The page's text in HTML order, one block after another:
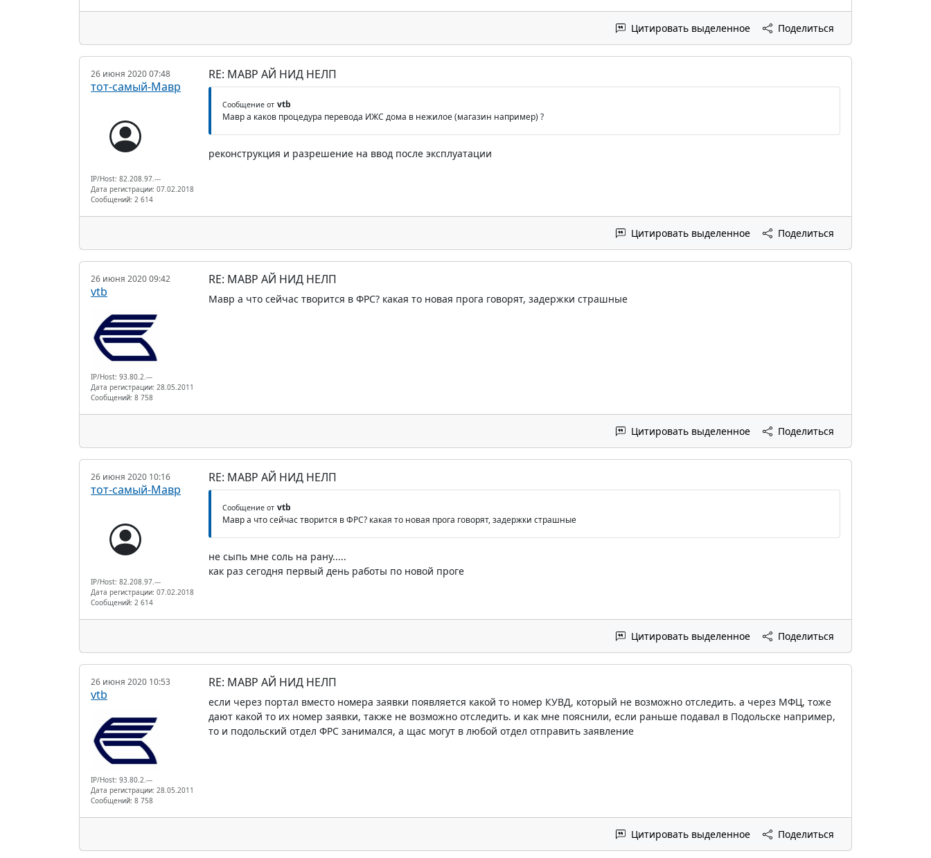
Цитировать выделенное Поделиться
26 июня 2020 07:48
тот-самый-Мавр
IP/Host: 82.208.97.---
Дата регистрации: 07.02.2018
Сообщений: 2 614
RE: МАВР АЙ НИД НЕЛП
Сообщение от vtb
Мавр а каков процедура перевода ИЖС дома в нежилое (магазин например) ?
реконструкция и разрешение на ввод после эксплуатации
Цитировать выделенное Поделиться
26 июня 2020 09:42
vtb
IP/Host: 93.80.2.---
Дата регистрации: 28.05.2011
Сообщений: 8 758
RE: МАВР АЙ НИД НЕЛП
Мавр а что сейчас творится в ФРС? какая то новая прога говорят, задержки страшные
Цитировать выделенное Поделиться
26 июня 2020 10:16
тот-самый-Мавр
IP/Host: 82.208.97.---
Дата регистрации: 07.02.2018
Сообщений: 2 614
RE: МАВР АЙ НИД НЕЛП
Сообщение от vtb
Мавр а что сейчас творится в ФРС? какая то новая прога говорят, задержки страшные
не сыпь мне соль на рану.....
как раз сегодня первый день работы по новой проге
Цитировать выделенное Поделиться
26 июня 2020 10:53
vtb
IP/Host: 93.80.2.---
Дата регистрации: 28.05.2011
Сообщений: 8 758
RE: МАВР АЙ НИД НЕЛП
если через портал вместо номера заявки появляется какой то номер КУВД, который не возможно отследить. а через МФЦ, тоже
дают какой то их номер заявки, также не возможно отследить. и как мне пояснили, если раньше подавал в Подольске например,
то и подольский отдел ФРС занимался, а щас могут в любой отдел отправить заявление
Цитировать выделенное Поделиться